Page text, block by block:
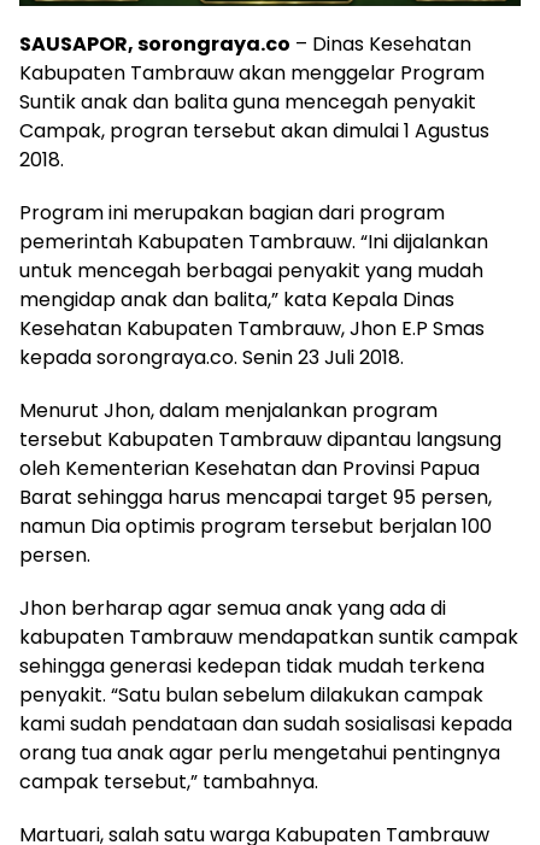
SAUSAPOR, sorongraya.co – Dinas Kesehatan
Kabupaten Tambrauw akan menggelar Program
Suntik anak dan balita guna mencegah penyakit
Campak, progran tersebut akan dimulai 1 Agustus
2018.
Program ini merupakan bagian dari program
pemerintah Kabupaten Tambrauw. “Ini dijalankan
untuk mencegah berbagai penyakit yang mudah
mengidap anak dan balita,” kata Kepala Dinas
Kesehatan Kabupaten Tambrauw, Jhon E.P Smas
kepada sorongraya.co. Senin 23 Juli 2018.
Menurut Jhon, dalam menjalankan program
tersebut Kabupaten Tambrauw dipantau langsung
oleh Kementerian Kesehatan dan Provinsi Papua
Barat sehingga harus mencapai target 95 persen,
namun Dia optimis program tersebut berjalan 100
persen.
Jhon berharap agar semua anak yang ada di
kabupaten Tambrauw mendapatkan suntik campak
sehingga generasi kedepan tidak mudah terkena
penyakit. “Satu bulan sebelum dilakukan campak
kami sudah pendataan dan sudah sosialisasi kepada
orang tua anak agar perlu mengetahui pentingnya
campak tersebut,” tambahnya.
Martuari, salah satu warga Kabupaten Tambrauw